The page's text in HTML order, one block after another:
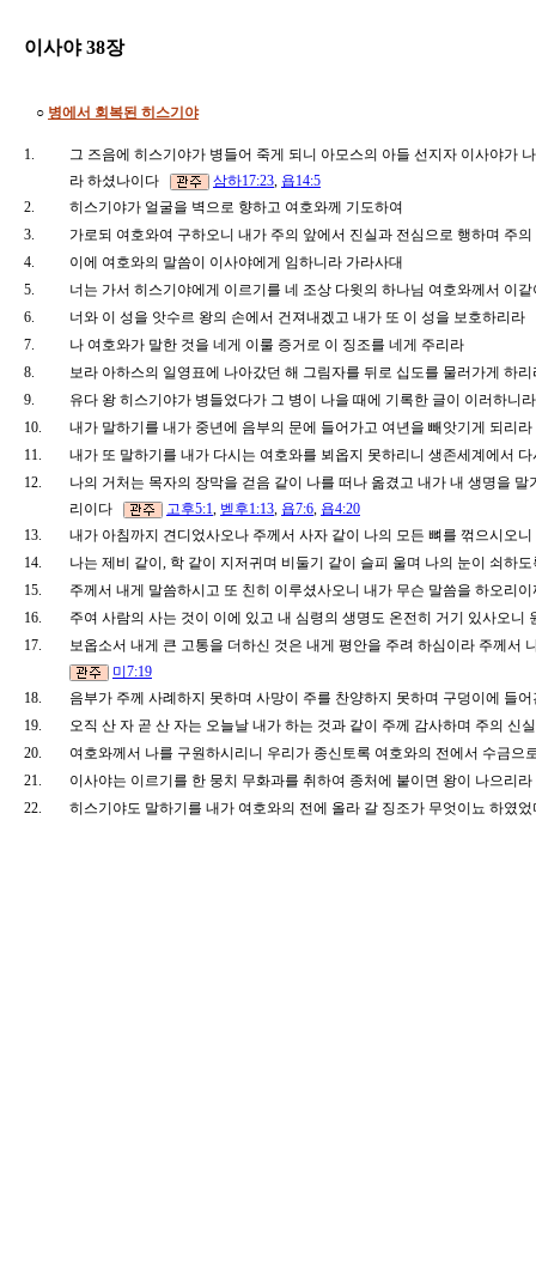
이사야 38장
○ 병에서 회복된 히스기야
1.
그 즈음에 히스기야가 병들어 죽게 되니 아모스의 아들 선지자 이사야가
라 하셨나이다
삼하17:23, 욥14:5
2.
히스기야가 얼굴을 벽으로 향하고 여호와께 기도하여
3.
가로되 여호와여 구하오니 내가 주의 앞에서 진실과 전심으로 행하며
4.
이에 여호와의 말씀이 이사야에게 임하니라 가라사대
5.
너는 가서 히스기야에게 이르기를 네 조상 다윗의 하나님 여호와께서
6.
너와 이 성을 앗수르 왕의 손에서 건져내겠고 내가 또 이 성을 보호하리라
7.
나 여호와가 말한 것을 네게 이룰 증거로 이 징조를 네게 주리라
8.
보라 아하스의 일영표에 나아갔던 해 그림자를 뒤로 십도를 물러가게
9.
유다 왕 히스기야가 병들었다가 그 병이 나을 때에 기록한 글이 이러하니
10.
내가 말하기를 내가 중년에 음부의 문에 들어가고 여년을 빼앗기게 되리
11.
내가 또 말하기를 내가 다시는 여호와를 뵈옵지 못하리니 생존세계에서
12.
나의 거처는 목자의 장막을 걷음 같이 나를 떠나 옮겼고 내가 내 생명을
리이다
고후5:1, 벧후1:13, 욥7:6, 욥4:20
13.
내가 아침까지 견디었사오나 주께서 사자 같이 나의 모든 뼈를 꺾으시오
14.
나는 제비 같이, 학 같이 지저귀며 비둘기 같이 슬피 울며 나의 눈이 쇠
15.
주께서 내게 말씀하시고 또 친히 이루셨사오니 내가 무슨 말씀을 하오
16.
주여 사람의 사는 것이 이에 있고 내 심령의 생명도 온전히 거기 있사오
17.
보옵소서 내게 큰 고통을 더하신 것은 내게 평안을 주려 하심이라 주께
미7:19
18.
음부가 주께 사례하지 못하며 사망이 주를 찬양하지 못하며 구덩이에 들
19.
오직 산 자 곧 산 자는 오늘날 내가 하는 것과 같이 주께 감사하며 주의
20.
여호와께서 나를 구원하시리니 우리가 종신토록 여호와의 전에서 수금
21.
이사야는 이르기를 한 뭉치 무화과를 취하여 종처에 붙이면 왕이 나으리
22.
히스기야도 말하기를 내가 여호와의 전에 올라 갈 징조가 무엇이뇨 하였